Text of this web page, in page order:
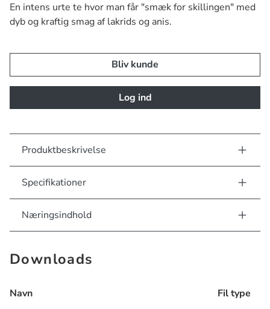
En intens urte te hvor man får "smæk for skillingen" med
dyb og kraftig smag af lakrids og anis.
Bliv kunde
Log ind
Produktbeskrivelse
Specifikationer
Næringsindhold
Downloads
Navn Fil type